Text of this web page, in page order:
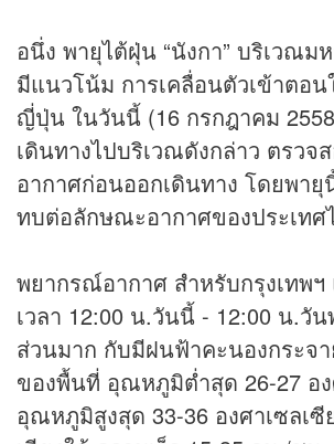
อนึ่ง พายุไต้ฝุ่น “นังกา” บริเวณ
มีแนวโน้ม การเคลื่อนตัวเข้าตอน
ญี่ปุ่น ในวันนี้ (16 กรกฎาคม
เดินทางไปบริเวณดังกล่าว ตรวจ
อากาศก่อนออกเดินทาง โดยพายุ
ทบต่อลักษณะอากาศของประเทศ
พยากรณ์อากาศ สำหรับกรุงเทพ
เวลา 12:00 น.วันนี้ - 12:00 น.วั
ส่วนมาก กับมีฝนฟ้าคะนองกระจ
ของพื้นที่ อุณหภูมิต่ำสุด 26-27 อง
อุณหภูมิสูงสุด 33-36 องศาเซลเ